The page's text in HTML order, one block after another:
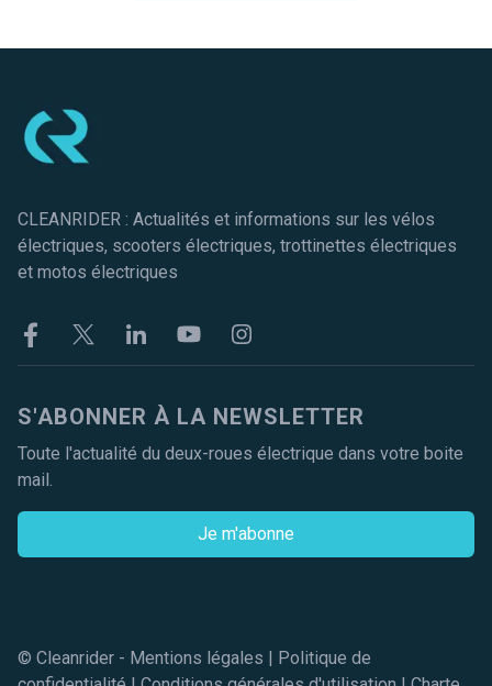
CLEANRIDER : Actualités et informations sur les vélos
électriques, scooters électriques, trottinettes électriques
et motos électriques
FacebookTwitter LinkekinYoutubeInstagram
S'ABONNER À LA NEWSLETTER
Toute l'actualité du deux-roues électrique dans votre boite
mail.
Je m'abonne
© Cleanrider - Mentions légales | Politique de